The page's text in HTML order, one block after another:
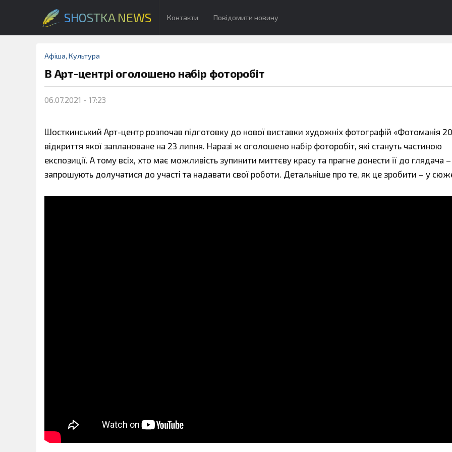
SHOSTKA NEWS Контакти Повідомити новину
Афіша, Культура
В Арт-центрі оголошено набір фоторобіт
06.07.2021 - 17:23
Шосткинський Арт-центр розпочав підготовку до нової виставки художніх фотографій «Фотоманія
відкриття якої заплановане на 23 липня. Наразі ж оголошено набір фоторобіт, які стануть частиною
експозиції. А тому всіх, хто має можливість зупинити миттєву красу та прагне донести її до глядача –
запрошують долучатися до участі та надавати свої роботи. Детальніше про те, як це зробити – у